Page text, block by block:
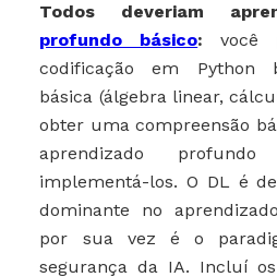
Todos deveriam
profundo básico: você
codificação em Python
básica (álgebra linear,
obter uma compreensão
aprendizado
implementá-los. O DL é
dominante no
por sua vez é o
segurança da IA. Incluí